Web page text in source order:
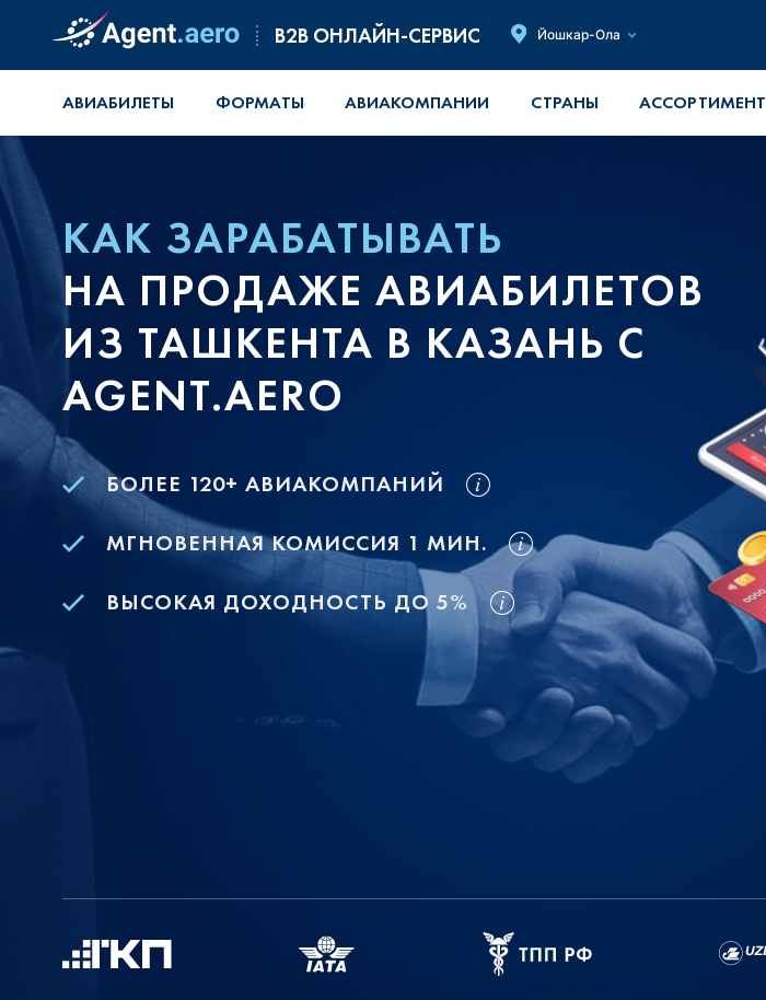
B2B ОНЛАЙН-СЕРВИС Йошкар-Ола
АВИАБИЛЕТЫ ФОРМАТЫ АВИАКОМПАНИИ СТРАНЫ АССОРТИМЕНТ
КАК ЗАРАБАТЫВАТЬ
НА ПРОДАЖЕ АВИАБИЛЕТОВ
ИЗ ТАШКЕНТА В КАЗАНЬ С
AGENT.AERO
БОЛЕЕ 120+ АВИАКОМПАНИЙ
МГНОВЕННАЯ КОМИССИЯ 1 МИН.
ВЫСОКАЯ ДОХОДНОСТЬ ДО 5%